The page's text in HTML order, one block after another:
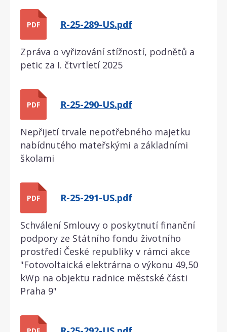
PDF R-25-289-US.pdf
Zpráva o vyřizování stížností, podnětů a
petic za I. čtvrtletí 2025
PDF R-25-290-US.pdf
Nepřijetí trvale nepotřebného majetku
nabídnutého mateřskými a základními
školami
PDF R-25-291-US.pdf
Schválení Smlouvy o poskytnutí finanční
podpory ze Státního fondu životního
prostředí České republiky v rámci akce
"Fotovoltaická elektrárna o výkonu 49,50
kWp na objektu radnice městské části
Praha 9"